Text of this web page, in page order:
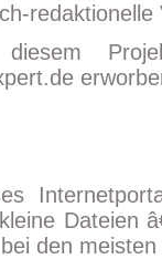
Dateien
den